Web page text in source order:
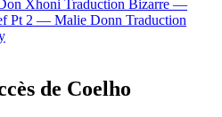
Xhoni Traduction Bizarre —
Pt 2 — Malie Donn Traduction
de Coelho